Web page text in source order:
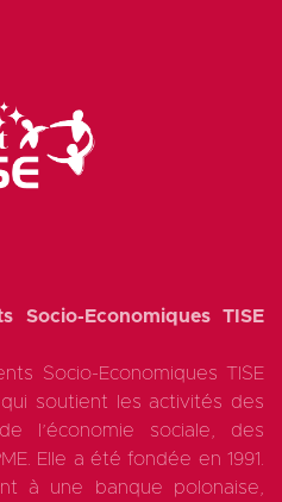
Socio-Economiques TISE
Socio-Economiques TISE
soutient les activités des
l’économie sociale, des
Elle a été fondée en 1991.
à une banque polonaise,